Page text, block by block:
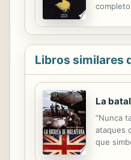
Libros similares
La
“Nunca
ataques
que